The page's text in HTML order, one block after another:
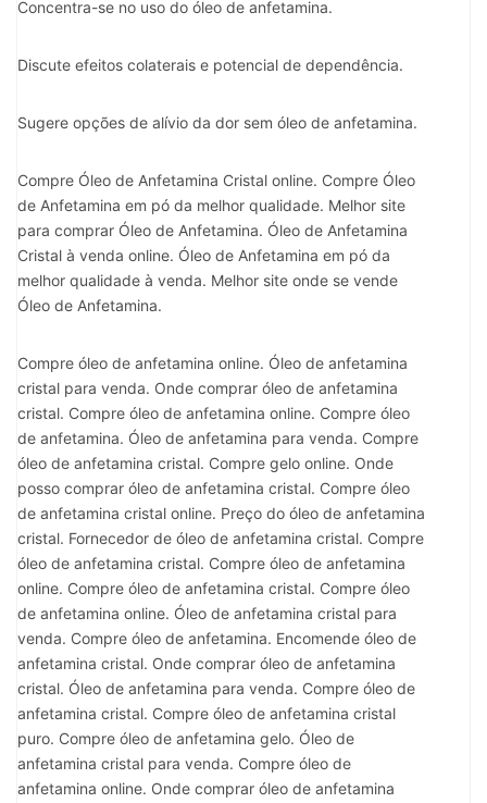
Concentra-se no uso do óleo de anfetamina.
Discute efeitos colaterais e potencial de dependência.
Sugere opções de alívio da dor sem óleo de anfetamina.
Compre Óleo de Anfetamina Cristal online. Compre Óleo
de Anfetamina em pó da melhor qualidade. Melhor site
para comprar Óleo de Anfetamina. Óleo de Anfetamina
Cristal à venda online. Óleo de Anfetamina em pó da
melhor qualidade à venda. Melhor site onde se vende
Óleo de Anfetamina.
Compre óleo de anfetamina online. Óleo de anfetamina
cristal para venda. Onde comprar óleo de anfetamina
cristal. Compre óleo de anfetamina online. Compre óleo
de anfetamina. Óleo de anfetamina para venda. Compre
óleo de anfetamina cristal. Compre gelo online. Onde
posso comprar óleo de anfetamina cristal. Compre óleo
de anfetamina cristal online. Preço do óleo de anfetamina
cristal. Fornecedor de óleo de anfetamina cristal. Compre
óleo de anfetamina cristal. Compre óleo de anfetamina
online. Compre óleo de anfetamina cristal. Compre óleo
de anfetamina online. Óleo de anfetamina cristal para
venda. Compre óleo de anfetamina. Encomende óleo de
anfetamina cristal. Onde comprar óleo de anfetamina
cristal. Óleo de anfetamina para venda. Compre óleo de
anfetamina cristal. Compre óleo de anfetamina cristal
puro. Compre óleo de anfetamina gelo. Óleo de
anfetamina cristal para venda. Compre óleo de
anfetamina online. Onde comprar óleo de anfetamina